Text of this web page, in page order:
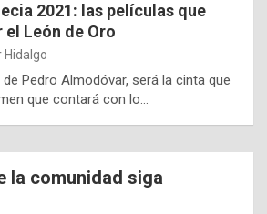
2021: las películas que
León de Oro
Hidalgo
de Pedro Almodóvar, será la cinta que
que contará con lo…
la comunidad siga